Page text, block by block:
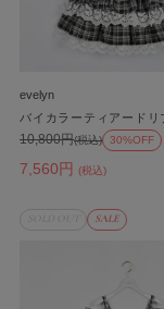
evelyn
バイカラーティアードリ
7,560円 (税込)
10,800円(税込) 30%OFF
SALE